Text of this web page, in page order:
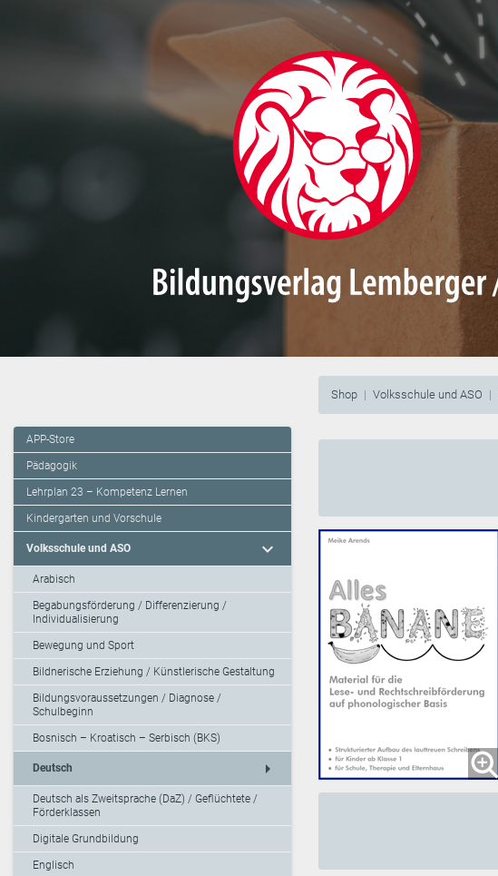
Shop Volksschule und ASO
APP-Store
Pädagogik
Lehrplan 23 – Kompetenz Lernen
Kindergarten und Vorschule
Volksschule und ASO expand_more
Arabisch
Begabungsförderung / Differenzierung /
Individualisierung
Bewegung und Sport
Bildnerische Erziehung / Künstlerische Gestaltung
Bildungsvoraussetzungen / Diagnose /
Schulbeginn
Bosnisch – Kroatisch – Serbisch (BKS)
Deutsch arrow_right
Deutsch als Zweitsprache (DaZ) / Geflüchtete /
Förderklassen
Digitale Grundbildung
Englisch